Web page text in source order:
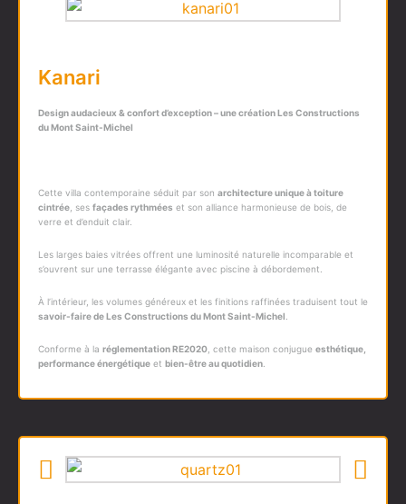
Kanari
Design audacieux & confort d’exception – une créationLes Constructions
du Mont Saint-Michel
Cette villa contemporaine séduit par son architecture unique à toiture
cintrée , ses façades rythmées et son alliance harmonieuse de bois, de
verre et d’enduit clair.
Les larges baies vitrées offrent une luminosité naturelle incomparable et
s’ouvrent sur une terrasse élégante avec piscine à débordement.
À l’intérieur, les volumes généreux et les finitions raffinées traduisent tout le
savoir-faire de Les Constructions du Mont Saint-Michel
Conforme à la réglementation RE2020 , cette maison conjugue esthétique,
performance énergétique et bien-être au quotidien